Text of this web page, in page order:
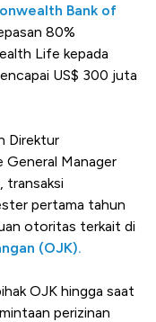
Bank of
80%
Life kepada
US$ 300 juta
Direktur
Manager
transaksi
pertama tahun
otoritas terkait di
(OJK).
OJK hingga saat
perizinan